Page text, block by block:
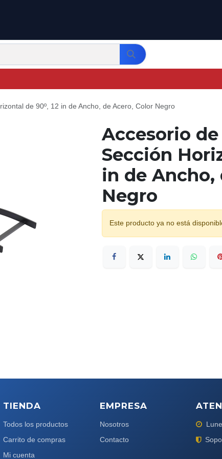
de 90º, 12 in de Ancho, de Acero, Color Negro
Accesorio
Sección
in de Ancho,
Negro
Este producto ya no está
TIENDA
Todos los productos
Carrito de compras
Mi cuenta
EMPRESA
Nosotros
Contacto